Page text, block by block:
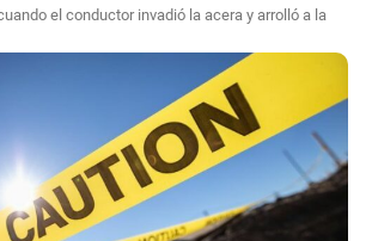
el conductor invadió la acera y arrolló a la